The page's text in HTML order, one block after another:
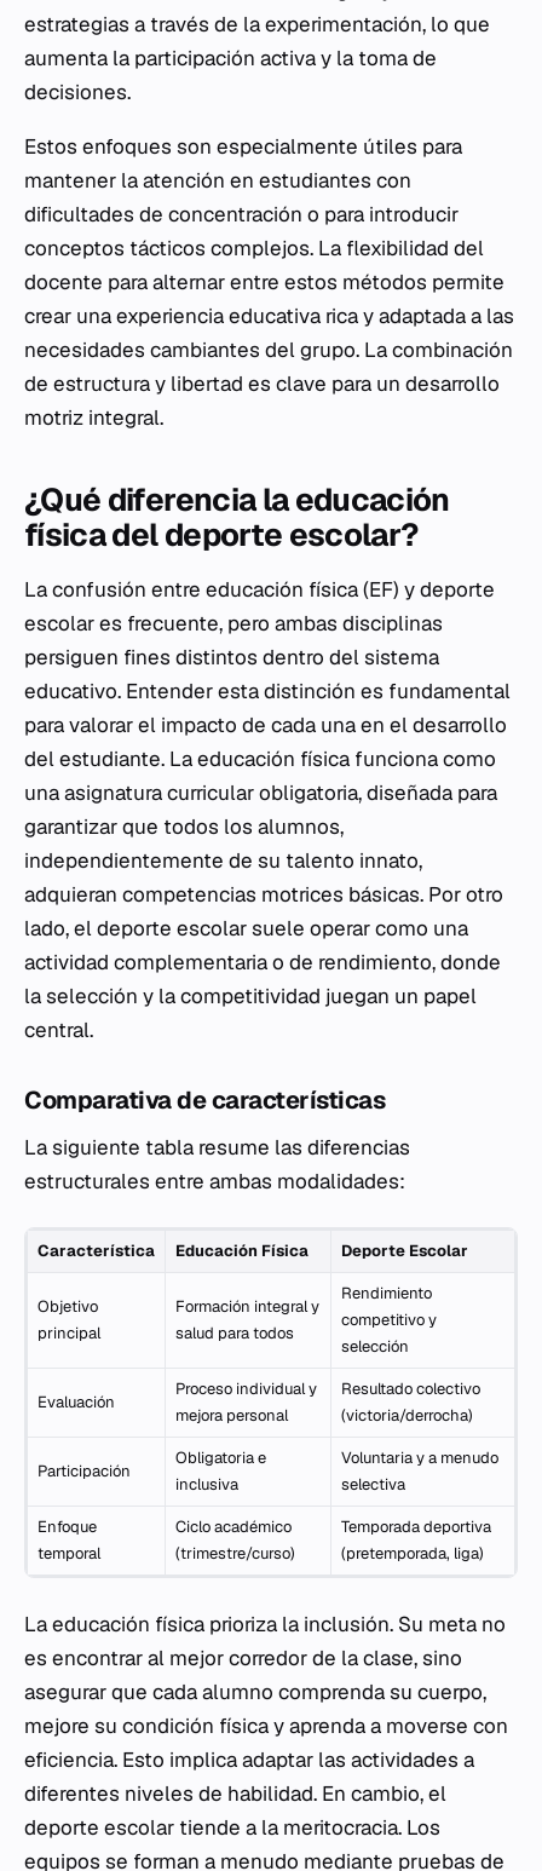
estrategias a través de la experimentación, lo que
aumenta la participación activa y la toma de
decisiones.
Estos enfoques son especialmente útiles para
mantener la atención en estudiantes con
dificultades de concentración o para introducir
conceptos tácticos complejos. La flexibilidad del
docente para alternar entre estos métodos permite
crear una experiencia educativa rica y adaptada a las
necesidades cambiantes del grupo. La combinación
de estructura y libertad es clave para un desarrollo
motriz integral.
¿Qué diferencia la educación
física del deporte escolar?
La confusión entre educación física (EF) y deporte
escolar es frecuente, pero ambas disciplinas
persiguen fines distintos dentro del sistema
educativo. Entender esta distinción es fundamental
para valorar el impacto de cada una en el desarrollo
del estudiante. La educación física funciona como
una asignatura curricular obligatoria, diseñada para
garantizar que todos los alumnos,
independientemente de su talento innato,
adquieran competencias motrices básicas. Por otro
lado, el deporte escolar suele operar como una
actividad complementaria o de rendimiento, donde
la selección y la competitividad juegan un papel
central.
Comparativa de características
La siguiente tabla resume las diferencias
estructurales entre ambas modalidades:
Característica Educación Física Deporte Escolar
Objetivo
principal
Formación integral y
salud para todos
Rendimiento
competitivo y
selección
Evaluación
Proceso individual y
mejora personal
Resultado colectivo
(victoria/derrocha)
Participación
Obligatoria e
inclusiva
Voluntaria y a menudo
selectiva
Enfoque
temporal
Ciclo académico
(trimestre/curso)
Temporada deportiva
(pretemporada, liga)
La educación física prioriza la inclusión. Su meta no
es encontrar al mejor corredor de la clase, sino
asegurar que cada alumno comprenda su cuerpo,
mejore su condición física y aprenda a moverse con
eficiencia. Esto implica adaptar las actividades a
diferentes niveles de habilidad. En cambio, el
deporte escolar tiende a la meritocracia. Los
equipos se forman a menudo mediante pruebas de